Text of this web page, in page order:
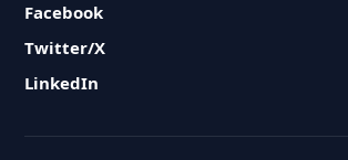
Facebook
Twitter/X
LinkedIn